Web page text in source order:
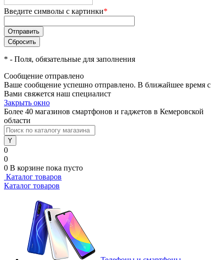
Введите символы с картинки*
* - Поля, обязательные для заполнения
Сообщение отправлено
Ваше сообщение успешно отправлено. В ближайшее время с
Вами свяжется наш специалист
Закрыть окно
Более 40 магазинов смартфонов и гаджетов в Кемеровской
области
0
0
0 В корзине пока пусто
Каталог товаров
Каталог товаров